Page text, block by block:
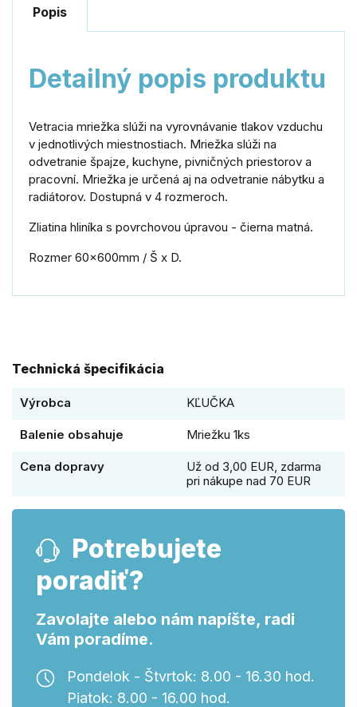
Popis
Detailný popis produktu
Vetracia mriežka slúži na vyrovnávanie tlakov vzduchu
v jednotlivých miestnostiach. Mriežka slúži na
odvetranie špajze, kuchyne, pivničných priestorov a
pracovní. Mriežka je určená aj na odvetranie nábytku a
radiátorov. Dostupná v 4 rozmeroch.
Zliatina hliníka s povrchovou úpravou - čierna matná.
Rozmer 60x600mm / Š x D.
Technická špecifikácia
Výrobca KĽUČKA
Balenie obsahuje Mriežku 1ks
Cena dopravy
Už od 3,00 EUR, zdarma
pri nákupe nad 70 EUR
Potrebujete
poradiť?
Zavolajte alebo nám napíšte, radi
Vám poradíme.
Pondelok - Štvrtok: 8.00 - 16.30 hod.
Piatok: 8.00 - 16.00 hod.